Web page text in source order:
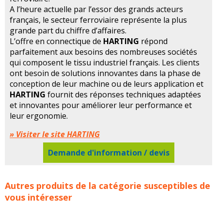
A l’heure actuelle par l’essor des grands acteurs
français, le secteur ferroviaire représente la plus
grande part du chiffre d’affaires.
L’offre en connectique de HARTING répond
parfaitement aux besoins des nombreuses sociétés
qui composent le tissu industriel français. Les clients
ont besoin de solutions innovantes dans la phase de
conception de leur machine ou de leurs application et
HARTING fournit des réponses techniques adaptées
et innovantes pour améliorer leur performance et
leur ergonomie.
» Visiter le site HARTING
Demande d'information / devis
HARTING France: Développe son activité de Connecteurs
industriels sur le Site de Roissy concerne les familles de
Autres produits de la catégorie susceptibles de
vous intéresser